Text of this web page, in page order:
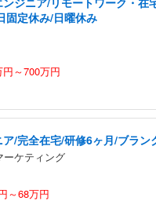
固定休み/日曜休み
～700万円
/完全在宅/研修6ヶ月/ブラン
ーケティング
～68万円